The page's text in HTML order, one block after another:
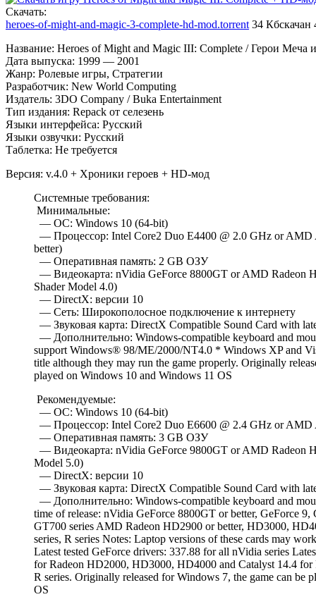
Cкачать:
heroes-of-might-and-magic-3-complete-hd-mod.torrent 34 Кбскачан
Название: Heroes of Might and Magic III: Complete / Герои Меча
Дата выпуска: 1999 — 2001
Жанр: Ролевые игры, Стратегии
Разработчик: New World Computing
Издатель: 3DO Company / Buka Entertainment
Тип издания: Repack от селезень
Языки интерфейса: Русский
Языки озвучки: Русский
Таблетка: Не требуется
Версия: v.4.0 + Хроники героев + HD-мод
Системные требования:
Минимальные:
— ОС: Windows 10 (64-bit)
— Процессор: Intel Core2 Duo E4400 @ 2.0 GHz or
better)
— Оперативная память: 2 GB ОЗУ
— Видеокарта: nVidia GeForce 8800GT or AMD Radeon
Shader Model 4.0)
— DirectX: версии 10
— Сеть: Широкополосное подключение к интернету
— Звуковая карта: DirectX Compatible Sound Card with
— Дополнительно: Windows-compatible keyboard and
support Windows® 98/ME/2000/NT4.0 * Windows XP and
title although they may run the game properly. Originally
played on Windows 10 and Windows 11 OS
Рекомендуемые:
— ОС: Windows 10 (64-bit)
— Процессор: Intel Core2 Duo E6600 @ 2.4 GHz or AMD
— Оперативная память: 3 GB ОЗУ
— Видеокарта: nVidia GeForce 9800GT or AMD Radeon
Model 5.0)
— DirectX: версии 10
— Звуковая карта: DirectX Compatible Sound Card with
— Дополнительно: Windows-compatible keyboard and
time of release: nVidia GeForce 8800GT or better, GeForce
GT700 series AMD Radeon HD2900 or better, HD3000,
series, R series Notes: Laptop versions of these cards may
Latest tested GeForce drivers: 337.88 for all nVidia series
for Radeon HD2000, HD3000, HD4000 and Catalyst 14.4
R series. Originally released for Windows 7, the game can be
OS